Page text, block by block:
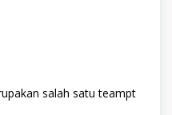
salah satu teampt